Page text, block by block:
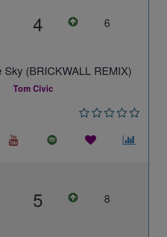
4 6
Sky (BRICKWALL REMIX)
Tom Civic
5 8